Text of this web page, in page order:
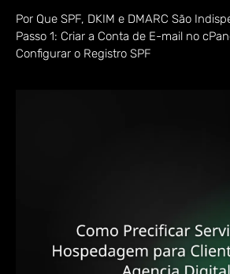
Por Que SPF, DKIM e DMARC São
Passo 1: Criar a Conta de E-mail no
Configurar o Registro SPF